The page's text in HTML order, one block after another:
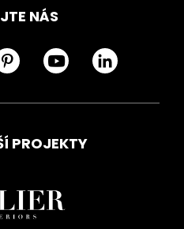
NÁS
PROJEKTY